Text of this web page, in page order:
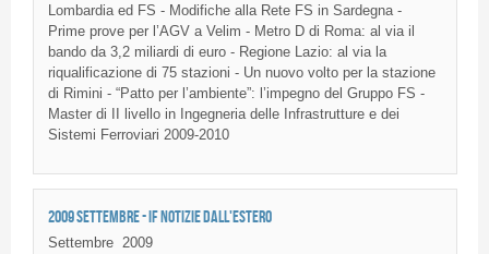
Lombardia ed FS - Modifiche alla Rete FS in Sardegna-
Prime prove per l’AGVa Velim - Metro D di Roma: al via il
bando da3,2 miliardi di euro - Regione Lazio: al via la
riqualificazione di 75 stazioni - Un nuovo voltoper la stazione
di Rimini - “Pattoper l’ambiente”: l’impegnodel Gruppo FS -
Master di livelloin Ingegneria delle Infrastrutturee dei
Sistemi Ferroviari 2009-2010
2009 SETTEMBRE - IF NOTIZIE DALL'ESTERO
Settembre
2009